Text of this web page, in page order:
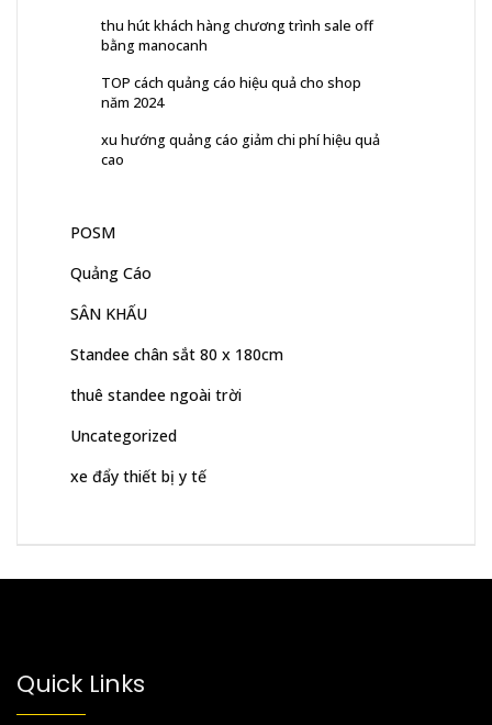
thu hút khách hàng chương trình sale off
bằng manocanh
TOP cách quảng cáo hiệu quả cho shop
năm 2024
xu hướng quảng cáo giảm chi phí hiệu quả
cao
POSM
Quảng Cáo
SÂN KHẤU
Standee chân sắt 80 x 180cm
thuê standee ngoài trời
Uncategorized
xe đẩy thiết bị y tế
Quick Links